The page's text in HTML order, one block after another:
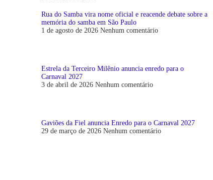
Rua do Samba vira nome oficial e reacende debate sobre a
memória do samba em São Paulo
1 de agosto de 2026 Nenhum comentário
Estrela da Terceiro Milênio anuncia enredo para o
Carnaval 2027
3 de abril de 2026 Nenhum comentário
Gaviões da Fiel anuncia Enredo para o Carnaval 2027
29 de março de 2026 Nenhum comentário